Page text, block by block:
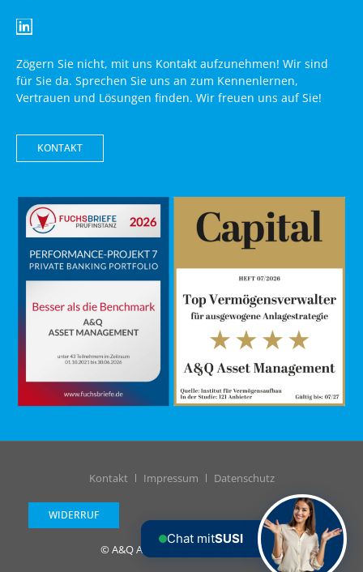
Zögern Sie nicht, mit uns Kontakt aufzunehmen! Wir sind
für Sie da. Sprechen Sie uns an zum Kennenlernen,
Vertrauen und Lösungen finden. Wir freuen uns auf Sie!
KONTAKT
Kontakt Impressum Datenschutz
WIDERRUF
© A&Q Asset Management GmbH
Chat mitSUSI